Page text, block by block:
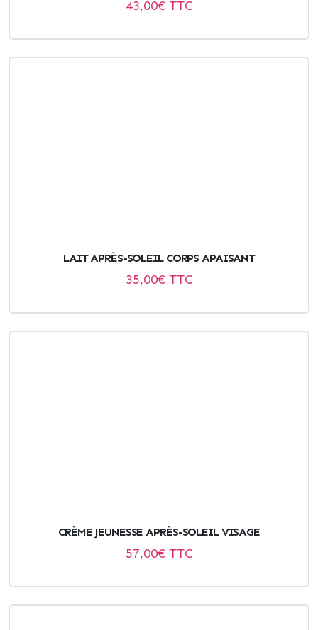
43,00€ TTC
LAIT APRÈS-SOLEIL CORPS APAISANT
35,00€ TTC
CRÈME JEUNESSE APRÈS-SOLEIL VISAGE
57,00€ TTC